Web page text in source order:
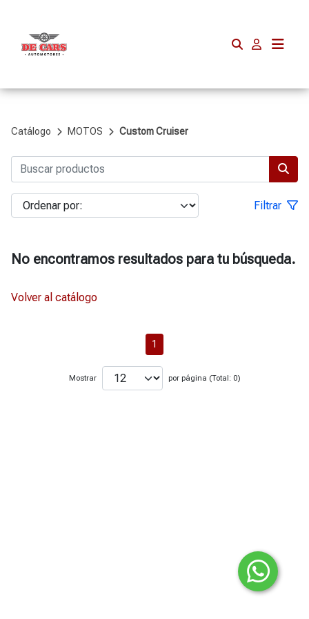
Catálogo MOTOS Custom Cruiser
Filtrar
No encontramos resultados para tu búsqueda.
Volver al catálogo
1
Mostrar por página (Total: 0)